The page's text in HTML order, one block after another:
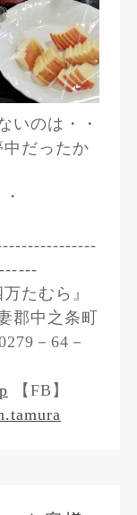
いのは・・
だったか
たむら』
郡中之条町
－64－
【FB】